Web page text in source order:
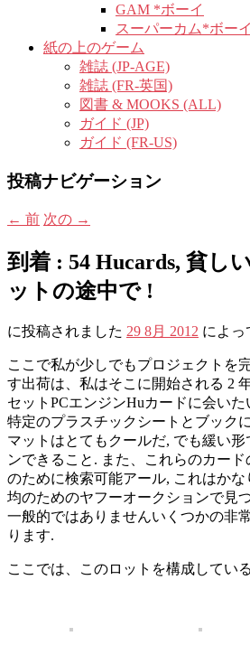
GAM *ボーイ
スーパーカム*ボー
紙の上のゲーム
雑誌 (JP-AGE)
雑誌 (FR-英国)
図書 & MOOKS (ALL)
ガイド (JP)
ガイド (FR-US)
投稿ナビゲーション
← 前 次の →
到着 : 54 Hucards, 貧し
ットの途中で !
に投稿されました 29 8月 2012 によっ
ここで私が少しでもプロジェクトを
す出荷は、私はそこに開始される 2
セットPCエンジンHuカードに会い
特定のプラスチックシートとブック
マットはとてもクールだ, でも緩い
ンできること. また、これらのカー
のために検索可能アール, これはかな
均のためのヤフーオークションで見
一般的ではありませんいくつかの非
ります.
ここでは、このロットを構成してい